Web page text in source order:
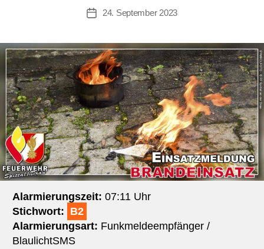
Beitragsdatum
24. September 2023
Alarmierungszeit: 07:11 Uhr
Stichwort: B2
Alarmierungsart: Funkmeldeempfänger /
BlaulichtSMS